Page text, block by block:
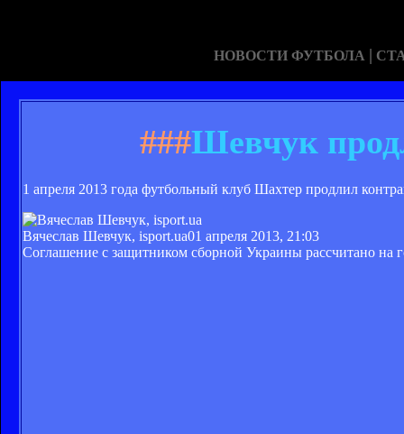
НОВОСТИ ФУТБОЛА |
###Шевчук
1 апреля 2013 года футбольный клуб Шахтер продлил
Вячеслав Шевчук, isport.ua01 апреля 2013, 21:03
Соглашение с защитником сборной Украины рассчитано на